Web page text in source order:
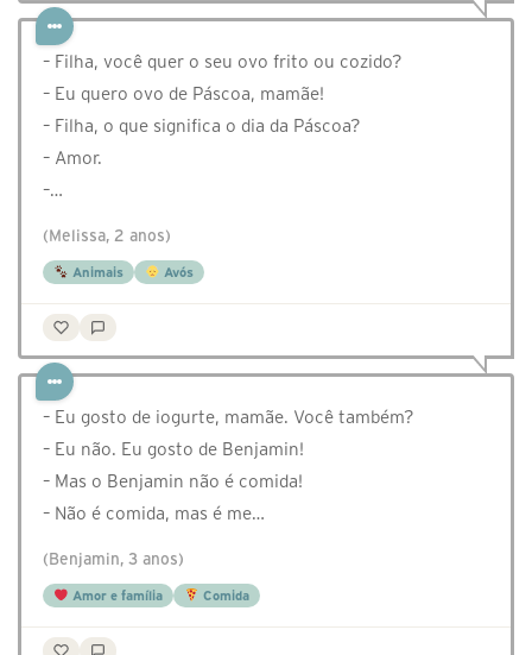
– Filha, você quer o seu ovo frito ou cozido?
– Eu quero ovo de Páscoa, mamãe!
– Filha, o que significa o dia da Páscoa?
– Amor.
–…
(Melissa, 2 anos)
Animais Avós
– Eu gosto de iogurte, mamãe. Você também?
– Eu não. Eu gosto de Benjamin!
– Mas o Benjamin não é comida!
– Não é comida, mas é me…
(Benjamin, 3 anos)
Amor e família Comida